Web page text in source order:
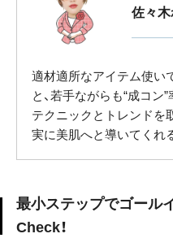
佐々
適材適所なアイテム使い
と、若手ながらも“成コン
テクニックとトレンドを
実に美肌へと導いてくれ
最小ステップでゴール
Check！